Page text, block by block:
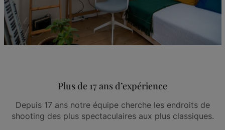
Plus de 17 ans d’expérience
Depuis 17 ans notre équipe cherche les endroits de
shooting des plus spectaculaires aux plus classiques.